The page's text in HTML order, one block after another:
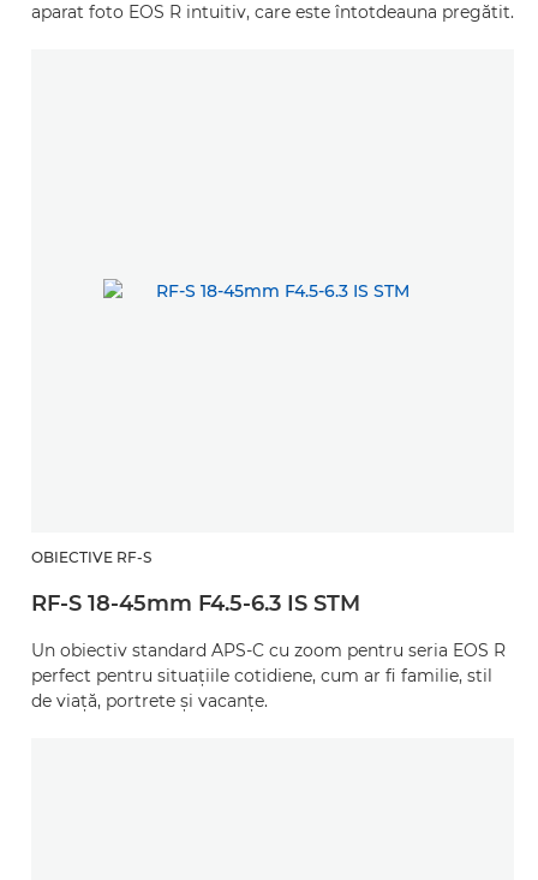
aparat foto EOS R intuitiv, care este întotdeauna pregătit.
OBIECTIVE RF-S
RF-S 18-45mm F4.5-6.3 IS STM
Un obiectiv standard APS-C cu zoom pentru seria EOS R
perfect pentru situaţiile cotidiene, cum ar fi familie, stil
de viaţă, portrete şi vacanţe.